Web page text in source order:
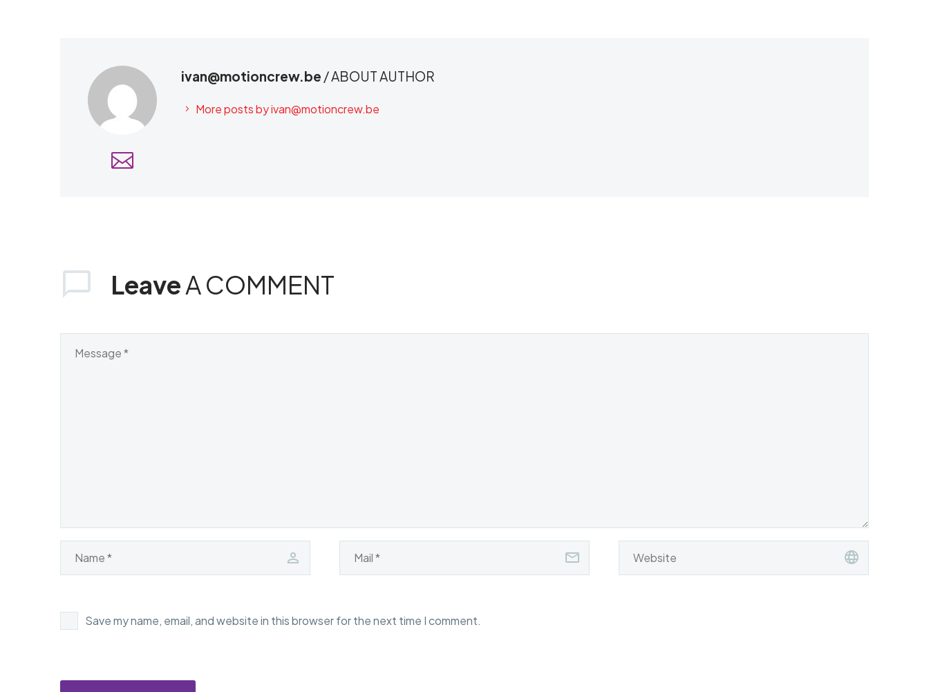
ivan@motioncrew.be / ABOUT AUTHOR
More posts byivan@motioncrew.be
LeaveA COMMENT
Save my name, email, and website in this browser for the next time I comment.